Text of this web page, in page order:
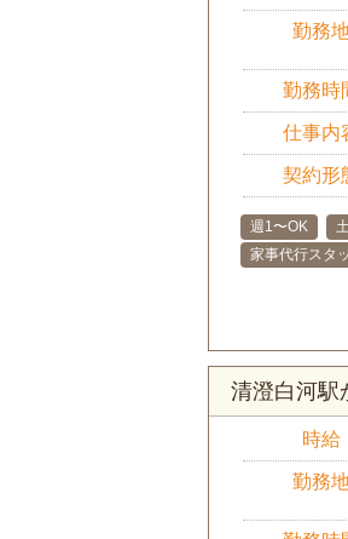
勤務
勤務時
仕事内
契約形
週1〜OK
家事代行スタ
清澄白河駅
時給
勤務